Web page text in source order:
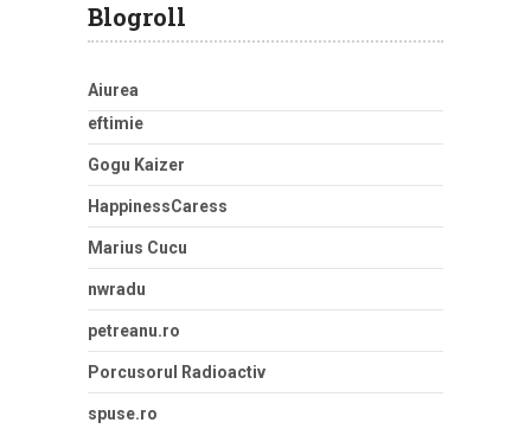
Blogroll
Aiurea
eftimie
Gogu Kaizer
HappinessCaress
Marius Cucu
nwradu
petreanu.ro
Porcusorul Radioactiv
spuse.ro